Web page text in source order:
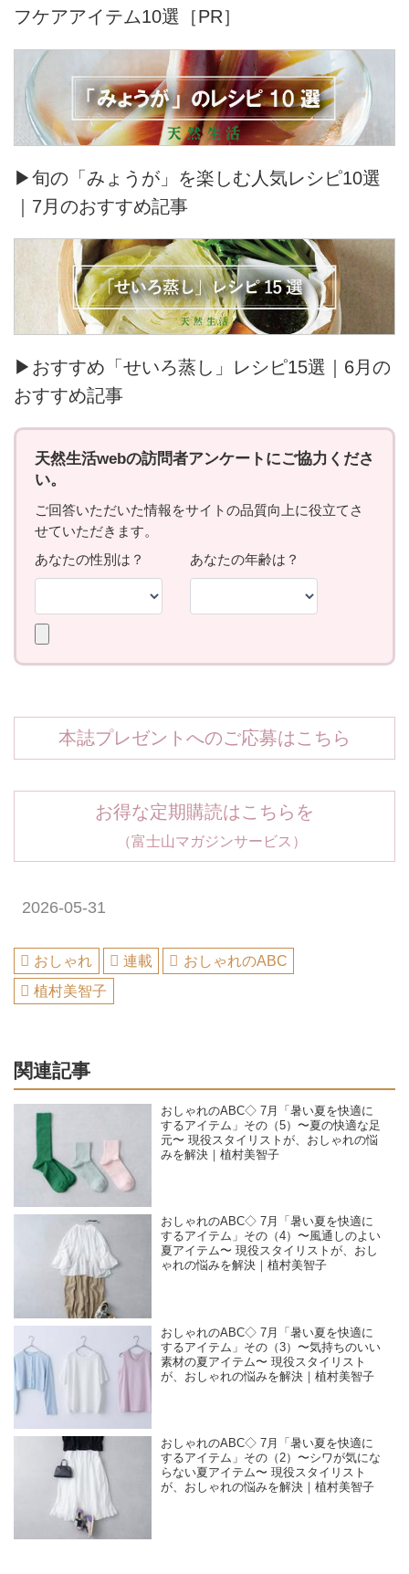
フケアアイテム10選［PR］
▶旬の「みょうが」を楽しむ人気レシピ10選
｜7月のおすすめ記事
▶おすすめ「せいろ蒸し」レシピ15選｜6月の
おすすめ記事
本誌プレゼントへのご応募はこちら
お得な定期購読はこちらを
（富士山マガジンサービス）
2026-05-31
おしゃれ 連載
おしゃれのABC
植村美智子
関連記事
おしゃれのABC◇ 7月「暑い夏を快適に
するアイテム」その（5）〜夏の快適な足
元〜 現役スタイリストが、おしゃれの悩
みを解決｜植村美智子
おしゃれのABC◇ 7月「暑い夏を快適に
するアイテム」その（4）〜風通しのよい
夏アイテム〜 現役スタイリストが、おし
ゃれの悩みを解決｜植村美智子
おしゃれのABC◇ 7月「暑い夏を快適に
するアイテム」その（3）〜気持ちのいい
素材の夏アイテム〜 現役スタイリスト
が、おしゃれの悩みを解決｜植村美智子
おしゃれのABC◇ 7月「暑い夏を快適に
するアイテム」その（2）〜シワが気にな
らない夏アイテム〜 現役スタイリスト
が、おしゃれの悩みを解決｜植村美智子